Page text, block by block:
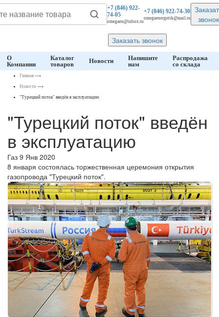
+7 (846)922-
74-05
omegaen@inbox.ru
+7 (846)922-74-30
omegaenergetik@mail.ru
звонок
Заказать звонок
О
Компании
Каталог
товаров
Новости
Напишите
нам
Распродажа
со склада
Главная ⟶
Новости ⟶
"Турецкий поток" введён в эксплуатацию
"Турецкий поток" введён
в эксплуатацию
Газ 9 Янв 2020
8 января состоялась торжественная церемония открытия
газопровода "Турецкий поток".